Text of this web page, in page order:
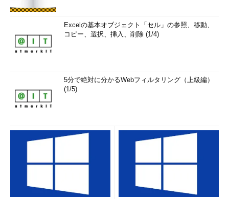
Excelの基本オブジェクト「セル」の参照、移動、
コピー、選択、挿入、削除 (1/4)
5分で絶対に分かるWebフィルタリング（上級編）
(1/5)